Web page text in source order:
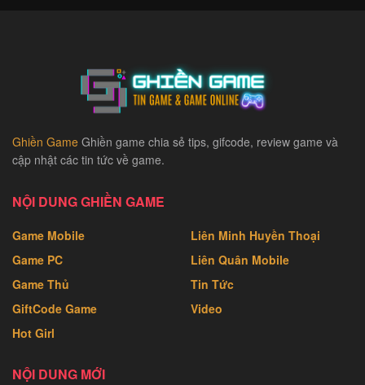
Ghiền Game Ghiền game chia sẻ tips, gifcode, review game và
cập nhật các tin tức về game.
NỘI DUNG GHIỀN GAME
Game Mobile
Game PC
Game Thủ
GiftCode Game
Hot Girl
Liên Minh Huyền Thoại
Liên Quân Mobile
Tin Tức
Video
NỘI DUNG MỚI